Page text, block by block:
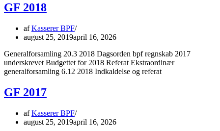
GF 2018
afKasserer BPF
august 25, 2019april 16, 2026
Generalforsamling 20.3 2018 Dagsorden bpf regnskab 2017
underskrevet Budgettet for 2018 Referat Ekstraordinær
generalforsamling 6.12 2018 Indkaldelse og referat
GF 2017
afKasserer BPF
august 25, 2019april 16, 2026